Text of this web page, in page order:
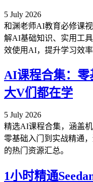
5 July 2026
和渊老师AI教育必修课
解AI基础知识、实用工
效使用AI，提升学习效率
AI课程合集：零
大V们都在学
5 July 2026
精选AI课程合集，涵盖
零基础入门到实战精通
的热门资源汇总。
1小时精通